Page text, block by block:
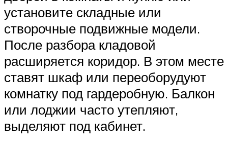
установите складные или
створочные подвижные модели.
После разбора кладовой
расширяется коридор. В этом месте
ставят шкаф или переоборудуют
комнатку под гардеробную. Балкон
или лоджии часто утепляют,
выделяют под кабинет.